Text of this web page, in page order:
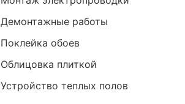
Демонтажные работы
Поклейка обоев
Облицовка плиткой
Устройство теплых полов